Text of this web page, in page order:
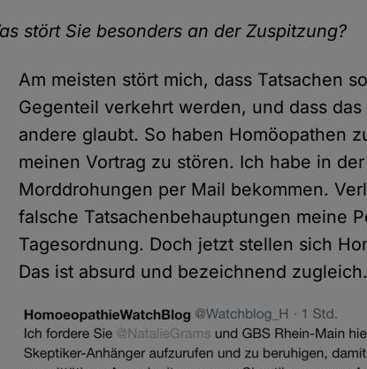
stört Sie besonders an der Zuspitzung?
Am meisten stört mich, dass Tatsachen
Gegenteil verkehrt werden, und dass
andere glaubt. So haben Homöopathen
meinen Vortrag zu stören. Ich habe in
Morddrohungen per Mail bekommen.
falsche Tatsachenbehauptungen meine
Tagesordnung. Doch jetzt stellen sich
Das ist absurd und bezeichnend zugleich.